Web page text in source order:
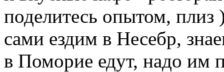
поделитесь опытом, плиз
сами ездим в Несебр,
в Поморие едут, надо им